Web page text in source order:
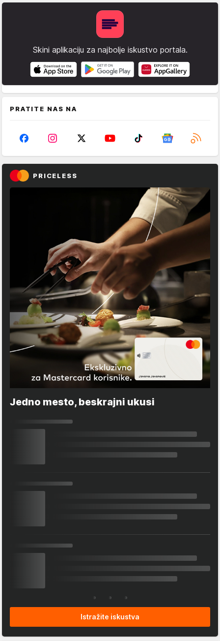
Skini aplikaciju za najbolje iskustvo portala.
PRATITE NAS NA
PRICELESS
Jedno mesto, beskrajni ukusi
Istražite iskustva